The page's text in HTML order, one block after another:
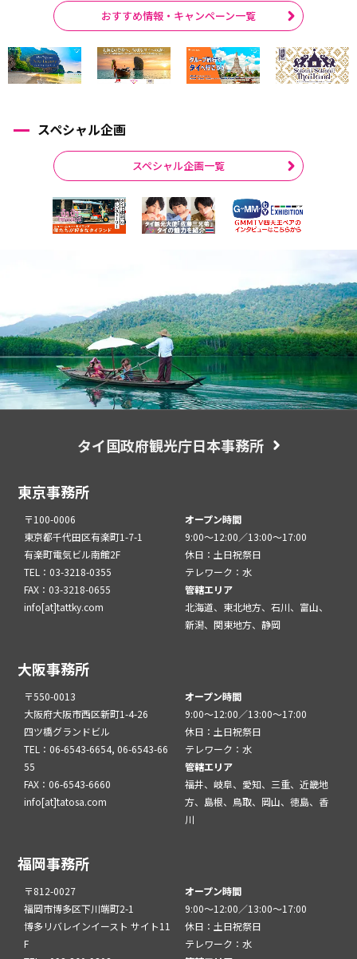
おすすめ情報・キャンペーン一覧
スペシャル企画
スペシャル企画一覧
タイ国政府観光庁日本事務所
東京事務所
〒100-0006
東京都千代田区有楽町1-7-1
有楽町電気ビル南館2F
TEL：03-3218-0355
FAX：03-3218-0655
info[at]tattky.com
オープン時間
9:00～12:00／13:00～17:00
休日：土日祝祭日
テレワーク：水
管轄エリア
北海道、東北地方、石川、富山、
新潟、関東地方、静岡
大阪事務所
〒550-0013
大阪府大阪市西区新町1-4-26
四ツ橋グランドビル
TEL：06-6543-6654, 06-6543-66
55
FAX：06-6543-6660
info[at]tatosa.com
オープン時間
9:00～12:00／13:00～17:00
休日：土日祝祭日
テレワーク：水
管轄エリア
福井、岐阜、愛知、三重、近畿地
方、島根、鳥取、岡山、徳島、香
川
福岡事務所
〒812-0027
福岡市博多区下川端町2-1
博多リバレインイースト サイト11
F
オープン時間
9:00～12:00／13:00～17:00
休日：土日祝祭日
テレワーク：水